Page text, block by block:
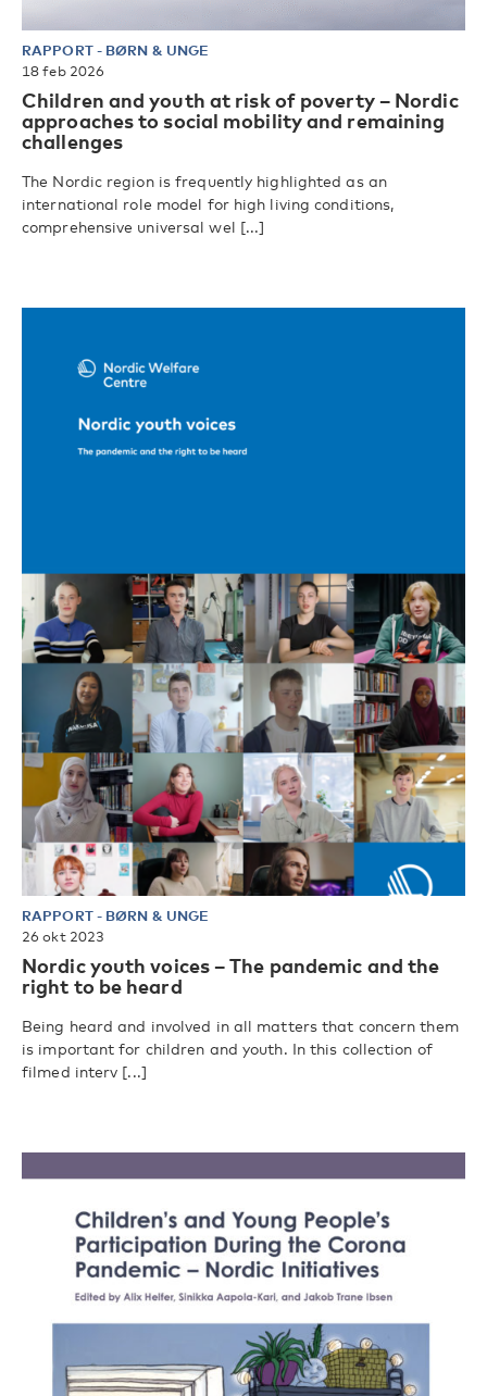
RAPPORT- BØRN & UNGE
18 feb 2026
Children and youth at risk of poverty – Nordic
approaches to social mobility and remaining
challenges
The Nordic region is frequently highlighted as an
international role model for high living conditions,
comprehensive universal wel [...]
RAPPORT- BØRN & UNGE
26 okt 2023
Nordic youth voices – The pandemic and the
right to be heard
Being heard and involved in all matters that concern them
is important for children and youth. In this collection of
filmed interv [...]